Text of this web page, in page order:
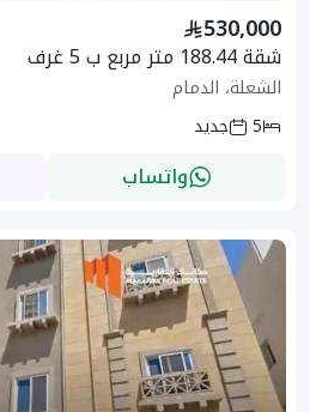
530,000
شقة 188.44 متر مربع ب 5 غرف
الشعلة، الدمام
5
جديد
واتساب